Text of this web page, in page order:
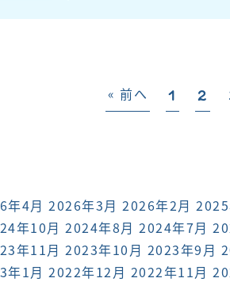
« 前へ 1 2
年4月 2026年3月 2026年2月
年10月 2024年8月 2024年7月
年11月 2023年10月 2023年9月
年1月 2022年12月 2022年11月